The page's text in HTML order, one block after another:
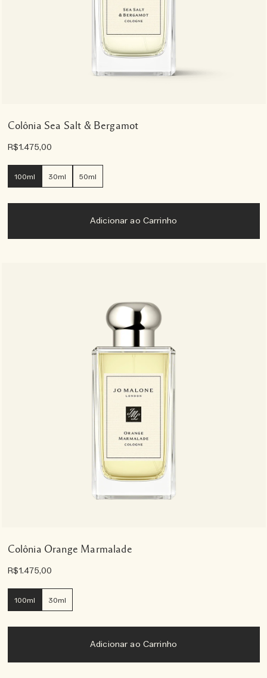
Colônia Sea Salt & Bergamot
R$1.475,00
100ml 30ml 50ml
Adicionar ao Carrinho
Colônia Orange Marmalade
R$1.475,00
100ml 30ml
Adicionar ao Carrinho